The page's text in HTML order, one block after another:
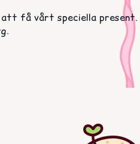
få vårt speciella present.